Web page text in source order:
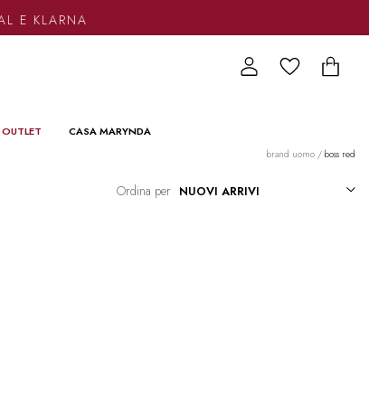
E KLARNA
OUTLET CASA MARYNDA
brand uomo / boss red
Ordina per